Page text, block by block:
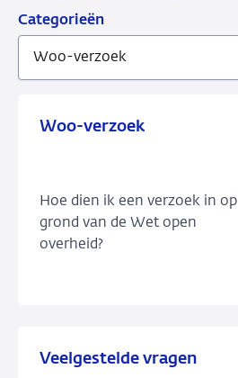
Categorieën
Woo-verzoek
Hoe dien ik een verzoek in op
grond van de Wet open
overheid?
Veelgestelde vragen